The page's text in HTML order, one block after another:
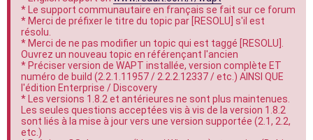
* Le support communautaire en français se fait sur ce forum
* Merci de préfixer le titre du topic par [RESOLU] s'il est
résolu.
* Merci de ne pas modifier un topic qui est taggé [RESOLU].
Ouvrez un nouveau topic en référençant l'ancien
* Préciser version de WAPT installée, version complète ET
numéro de build (2.2.1.11957 / 2.2.2.12337 / etc.) AINSI QUE
l'édition Enterprise / Discovery
* Les versions 1.8.2 et antérieures ne sont plus maintenues.
Les seules questions acceptées vis à vis de la version 1.8.2
sont liés à la mise à jour vers une version supportée (2.1, 2.2,
etc.)